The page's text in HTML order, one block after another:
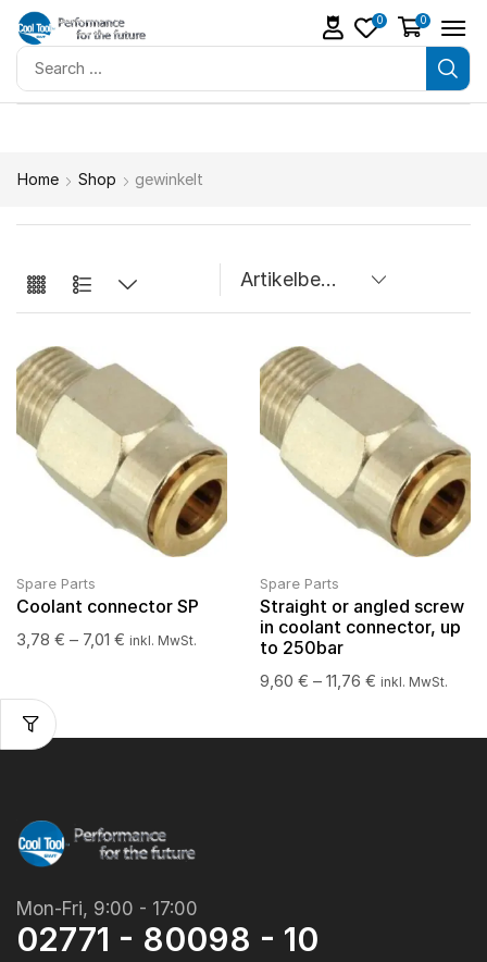
0 0
Home Shop gewinkelt
Spare Parts
Coolant connector SP
3,78 € – 7,01 € inkl. MwSt.
Spare Parts
Straight or angled screw
in coolant connector, up
to 250bar
9,60 € – 11,76 € inkl. MwSt.
Mon-Fri, 9:00 - 17:00
02771 - 80098 - 10